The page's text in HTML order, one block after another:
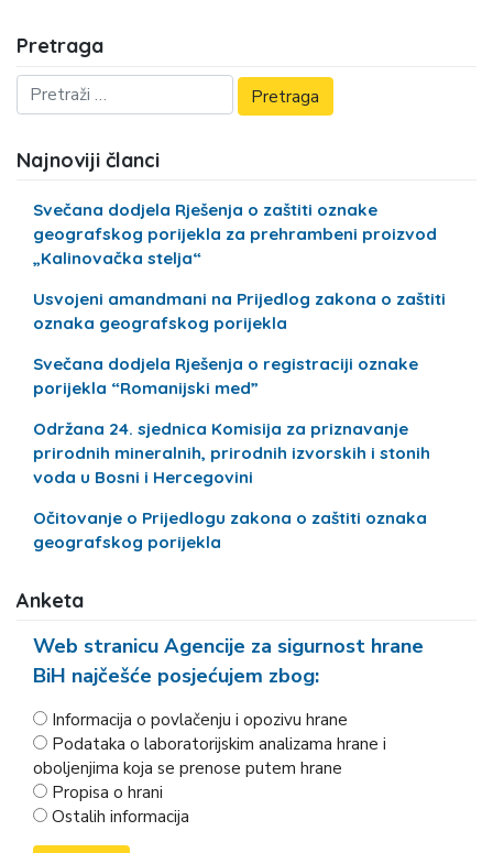
Pretraga
Najnoviji članci
Svečana dodjela Rješenja o zaštiti oznake
geografskog porijekla za prehrambeni proizvod
„Kalinovačka stelja“
Usvojeni amandmani na Prijedlog zakona o zaštiti
oznaka geografskog porijekla
Svečana dodjela Rješenja o registraciji oznake
porijekla “Romanijski med”
Održana 24. sjednica Komisija za priznavanje
prirodnih mineralnih, prirodnih izvorskih i stonih
voda u Bosni i Hercegovini
Očitovanje o Prijedlogu zakona o zaštiti oznaka
geografskog porijekla
Anketa
Web stranicu Agencije za sigurnost hrane
BiH najčešće posjećujem zbog:
Informacija o povlačenju i opozivu hrane
Podataka o laboratorijskim analizama hrane i
oboljenjima koja se prenose putem hrane
Propisa o hrani
Ostalih informacija